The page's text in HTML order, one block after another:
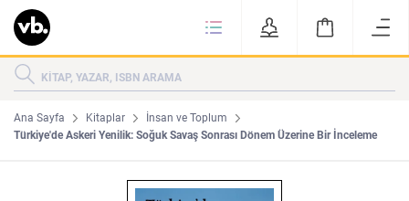
KATEGORİLER
Edebiyat
KİTAPLAR
ÇOK SATANLAR
Ana Sayfa Kitaplar
İnsan ve Toplum
Türkiye'de Askeri Yenilik: Soğuk Savaş Sonrası Dönem Üzerine Bir İnceleme